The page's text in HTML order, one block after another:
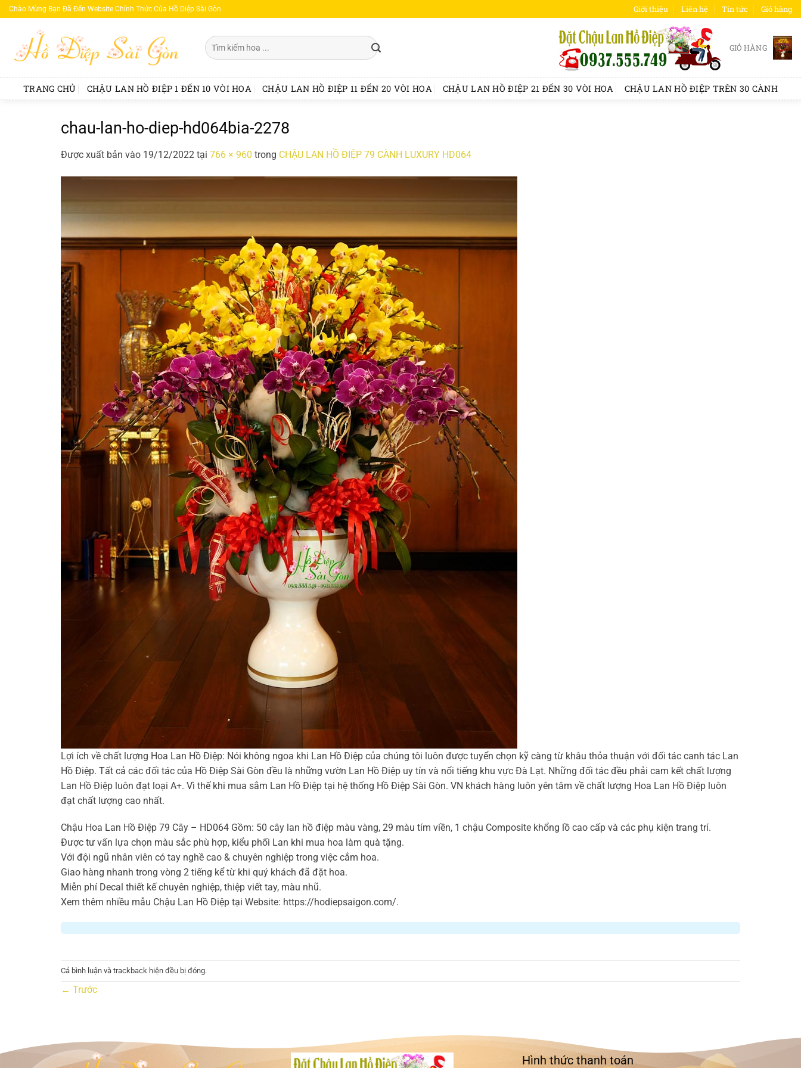
Bỏ
qua
dung
Chào Mừng Bạn Đã Đến Website Chính Thức Của Hồ Diệp Sài Gòn Giới thiệu Liên hệ Tin tức Giỏ hàng
Tìm
kiếm:
GIỎ HÀNG
TRANG CHỦ CHẬU LAN HỒ ĐIỆP 1 ĐẾN 10 VÒI HOA CHẬU LAN HỒ ĐIỆP 11 ĐẾN 20 VÒI HOA CHẬU LAN HỒ ĐIỆP 21 ĐẾN 30 VÒI HOA CHẬU LAN HỒ ĐIỆP TRÊN 30 CÀNH
chau-lan-ho-diep-hd064bia-2278
Được xuất bản vào 19/12/2022 tại 766 × 960 trong CHẬU LAN HỒ ĐIỆP 79 CÀNH LUXURY HD064
Lợi ích về chất lượng Hoa Lan Hồ Điệp: Nói không ngoa khi Lan Hồ Điệp của chúng tôi luôn được tuyển chọn kỹ càng từ khâu thỏa thuận với đối tác canh tác Lan
Hồ Điệp. Tất cả các đối tác của Hồ Điệp Sài Gòn đều là những vườn Lan Hồ Điệp uy tín và nổi tiếng khu vực Đà Lạt. Những đối tác đều phải cam kết chất lượng
Lan Hồ Điệp luôn đạt loại A+. Vì thế khi mua sắm Lan Hồ Điệp tại hệ thống Hồ Điệp Sài Gòn. VN khách hàng luôn yên tâm về chất lượng Hoa Lan Hồ Điệp luôn
đạt chất lượng cao nhất.
Chậu Hoa Lan Hồ Điệp 79 Cây – HD064 Gồm: 50 cây lan hồ điệp màu vàng, 29 màu tím viền, 1 chậu Composite khổng lồ cao cấp và các phụ kiện trang trí.
Được tư vấn lựa chọn màu sắc phù hợp, kiểu phối Lan khi mua hoa làm quà tặng.
Với đội ngũ nhân viên có tay nghề cao & chuyên nghiệp trong việc cắm hoa.
Giao hàng nhanh trong vòng 2 tiếng kể từ khi quý khách đã đặt hoa.
Miễn phí Decal thiết kế chuyên nghiệp, thiệp viết tay, màu nhũ.
Xem thêm nhiều mẫu Chậu Lan Hồ Điệp tại Website: https://hodiepsaigon.com/.
Cả bình luận và trackback hiện đều bị đóng.
← Trước
Hình thức thanh toán